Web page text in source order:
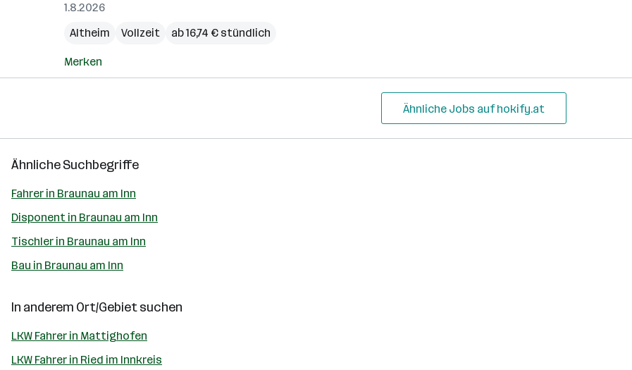
1.8.2026
Altheim
Vollzeit ab 16,74 € stündlich
Merken
Ähnliche Jobs auf hokify.at
Ähnliche Suchbegriffe
Fahrer in Braunau am Inn
Disponent in Braunau am Inn
Tischler in Braunau am Inn
Bau in Braunau am Inn
In anderem Ort/Gebiet suchen
LKW Fahrer in Mattighofen
LKW Fahrer in Ried im Innkreis